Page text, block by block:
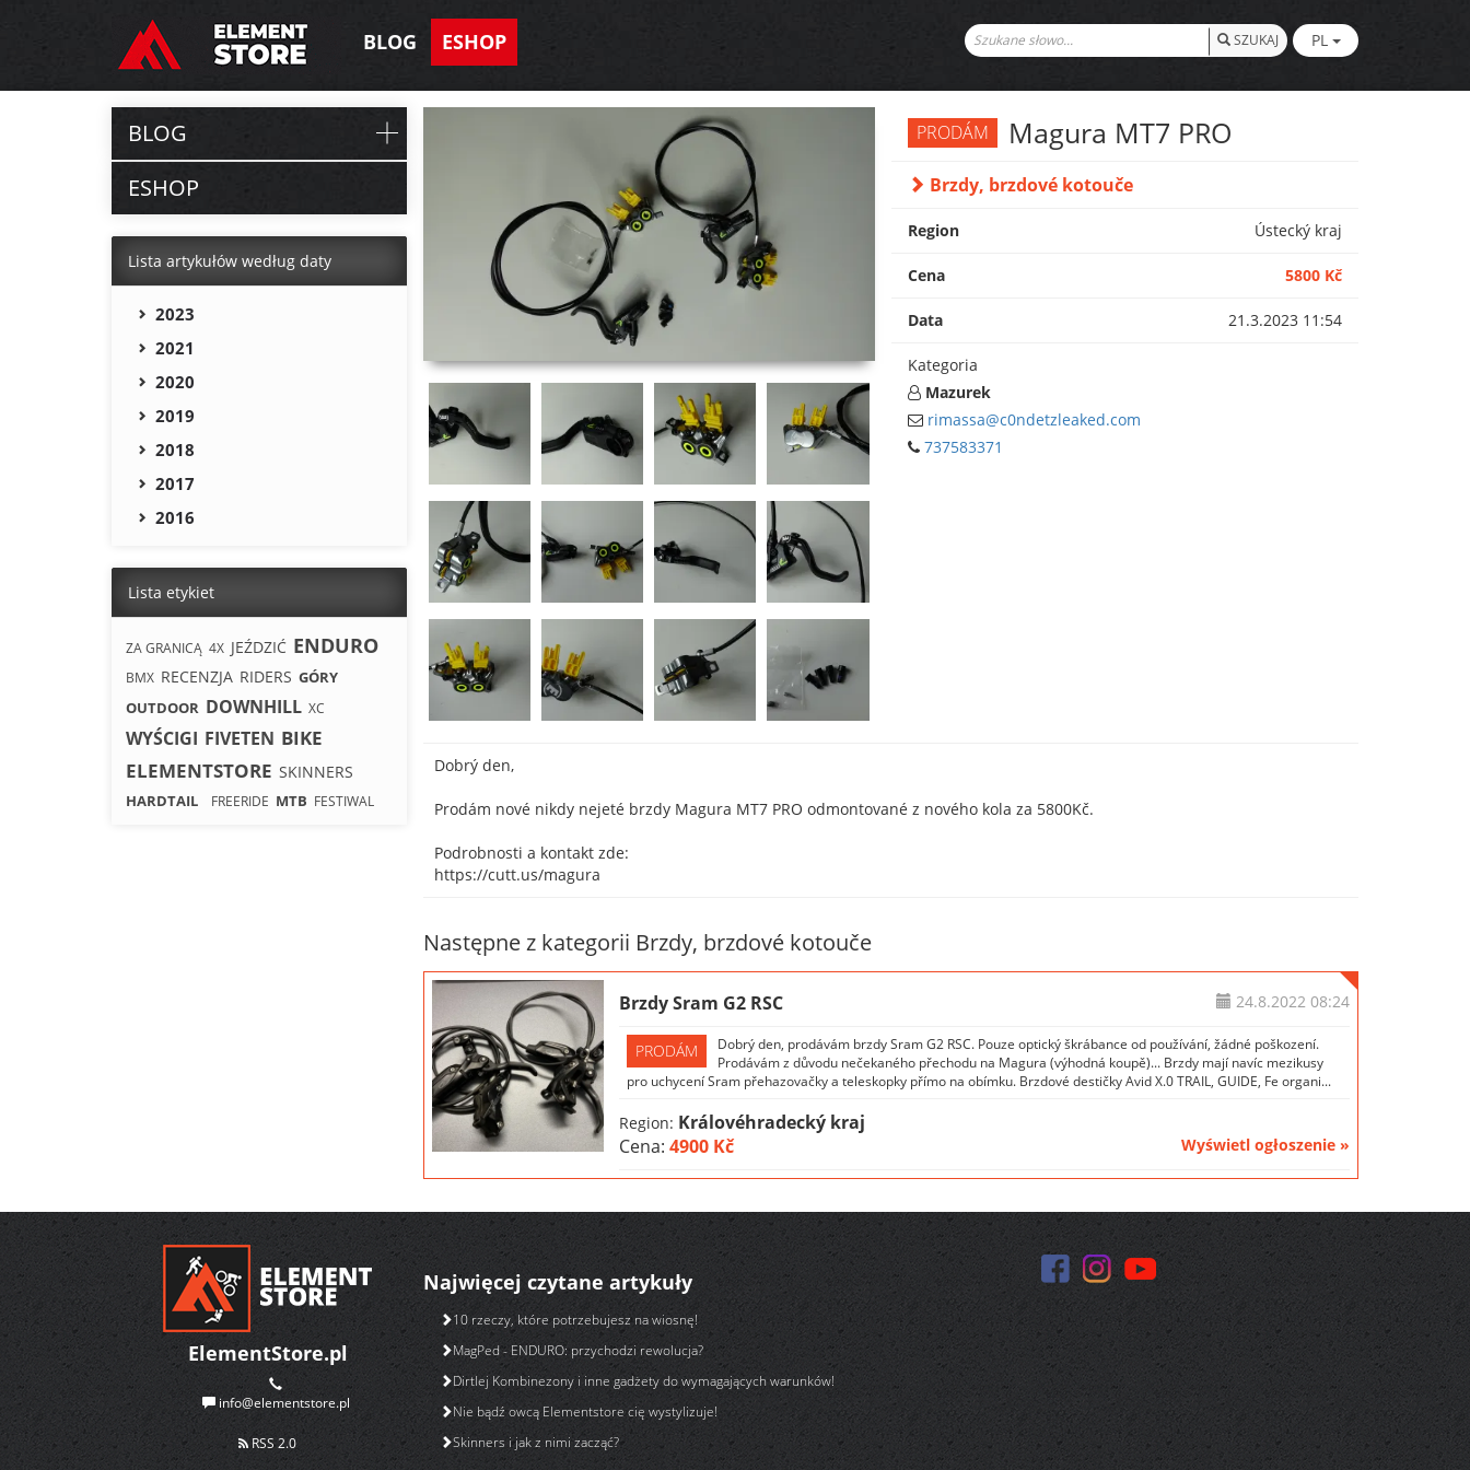
BLOG ESHOP SZUKAJ PL
PRODÁM Magura MT7 PRO
Brzdy, brzdové kotouče
Region Ústecký kraj
Cena 5800 Kč
Data 21.3.2023 11:54
Kategoria
Mazurek
rimassa@c0ndetzleaked.com
737583371
Dobrý den,
Prodám nové nikdy nejeté brzdy Magura MT7 PRO odmontované z nového kola za 5800Kč.
Podrobnosti a kontakt zde:
https://cutt.us/magura
Następne z kategorii Brzdy, brzdové kotouče
Brzdy Sram G2 RSC 24.8.202208:24
PRODÁM
Dobrý den, prodávám brzdy Sram G2 RSC. Pouze optický škrábance od používání, žádné poškození.
Prodávám z důvodu nečekaného přechodu na Magura (výhodná koupě)... Brzdy mají navíc mezikusy
pro uchycení Sram přehazovačky a teleskopky přímo na obímku. Brzdové destičky Avid X.0 TRAIL, GUIDE, Fe organi...
Region: Královéhradecký kraj
Cena: 4900 Kč Wyświetl ogłoszenie »
BLOG
ESHOP
Lista artykułów według daty
2023
2021
2020
2019
2018
2017
2016
Lista etykiet
ZA GRANICĄ 4X JEŹDZIĆ ENDURO
BMX RECENZJA RIDERS GÓRY
OUTDOOR DOWNHILL XC
WYŚCIGI FIVETEN BIKE
ELEMENTSTORE SKINNERS
HARDTAIL FREERIDE MTB FESTIWAL
ElementStore.pl
info@elementstore.pl
RSS 2.0
Najwięcej czytane artykuły
10 rzeczy, które potrzebujesz na wiosnę!
MagPed - ENDURO: przychodzi rewolucja?
Dirtlej Kombinezony i inne gadżety do wymagających warunków!
Nie bądź owcą Elementstore cię wystylizuje!
Skinners i jak z nimi zacząć?